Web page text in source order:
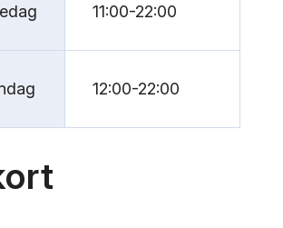
11:00-22:00
12:00-22:00